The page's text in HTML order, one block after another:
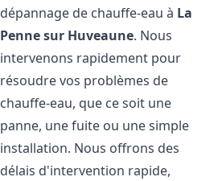
dépannage de chauffe-eau à La
Penne sur Huveaune. Nous
intervenons rapidement pour
résoudre vos problèmes de
chauffe-eau, que ce soit une
panne, une fuite ou une simple
installation. Nous offrons des
délais d'intervention rapide,